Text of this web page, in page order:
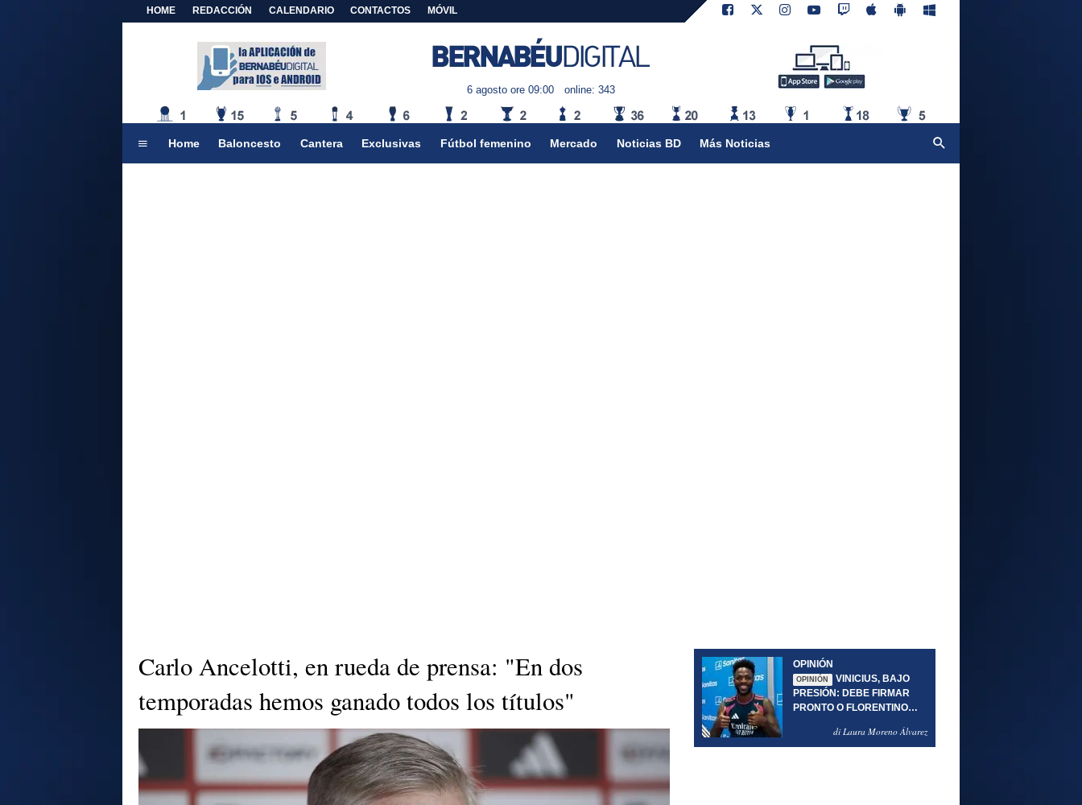
HOME REDACCIÓN CALENDARIO CONTACTOS MÓVIL
6 agosto ore 09:00 online: 343
Home Baloncesto Cantera Exclusivas Fútbol femenino Mercado Noticias BD Más Noticias
Carlo Ancelotti, en rueda de prensa: "En dos
temporadas hemos ganado todos los títulos"
OPINIÓN
OPINIÓN
VINICIUS, BAJO
PRESIÓN: DEBE FIRMAR
PRONTO O FLORENTINO
di Laura Moreno Álvarez